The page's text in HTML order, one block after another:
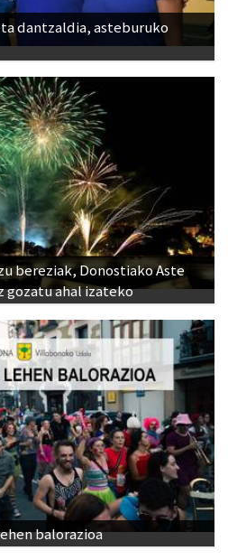
dantzaldia, asteburuko
bereziak, Donostiako Aste
gozatu ahal izateko
balorazioa